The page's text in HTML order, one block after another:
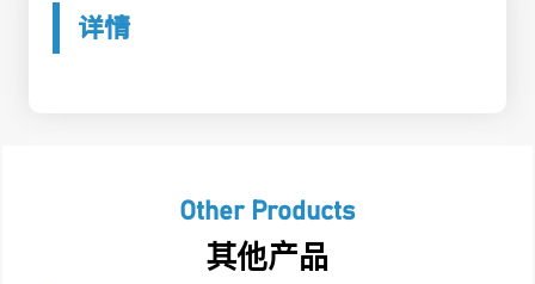
详情
Other Products
其他产品